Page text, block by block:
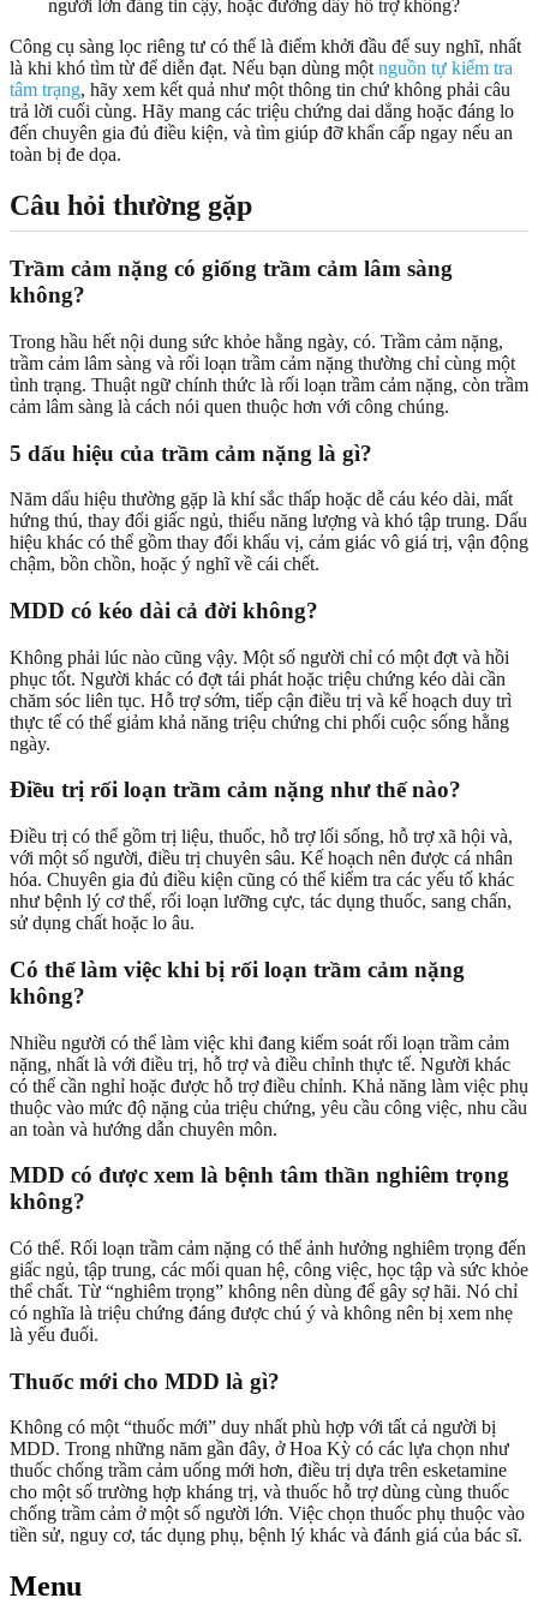
người lớn đáng tin cậy, hoặc đường dây hỗ trợ không?
Công cụ sàng lọc riêng tư có thể là điểm khởi đầu để suy nghĩ, nhất
là khi khó tìm từ để diễn đạt. Nếu bạn dùng một nguồn tự kiểm tra
tâm trạng, hãy xem kết quả như một thông tin chứ không phải câu
trả lời cuối cùng. Hãy mang các triệu chứng dai dẳng hoặc đáng lo
đến chuyên gia đủ điều kiện, và tìm giúp đỡ khẩn cấp ngay nếu an
toàn bị đe dọa.
Câu hỏi thường gặp
Trầm cảm nặng có giống trầm cảm lâm sàng
không?
Trong hầu hết nội dung sức khỏe hằng ngày, có. Trầm cảm nặng,
trầm cảm lâm sàng và rối loạn trầm cảm nặng thường chỉ cùng một
tình trạng. Thuật ngữ chính thức là rối loạn trầm cảm nặng, còn trầm
cảm lâm sàng là cách nói quen thuộc hơn với công chúng.
5 dấu hiệu của trầm cảm nặng là gì?
Năm dấu hiệu thường gặp là khí sắc thấp hoặc dễ cáu kéo dài, mất
hứng thú, thay đổi giấc ngủ, thiếu năng lượng và khó tập trung. Dấu
hiệu khác có thể gồm thay đổi khẩu vị, cảm giác vô giá trị, vận động
chậm, bồn chồn, hoặc ý nghĩ về cái chết.
MDD có kéo dài cả đời không?
Không phải lúc nào cũng vậy. Một số người chỉ có một đợt và hồi
phục tốt. Người khác có đợt tái phát hoặc triệu chứng kéo dài cần
chăm sóc liên tục. Hỗ trợ sớm, tiếp cận điều trị và kế hoạch duy trì
thực tế có thể giảm khả năng triệu chứng chi phối cuộc sống hằng
ngày.
Điều trị rối loạn trầm cảm nặng như thế nào?
Điều trị có thể gồm trị liệu, thuốc, hỗ trợ lối sống, hỗ trợ xã hội và,
với một số người, điều trị chuyên sâu. Kế hoạch nên được cá nhân
hóa. Chuyên gia đủ điều kiện cũng có thể kiểm tra các yếu tố khác
như bệnh lý cơ thể, rối loạn lưỡng cực, tác dụng thuốc, sang chấn,
sử dụng chất hoặc lo âu.
Có thể làm việc khi bị rối loạn trầm cảm nặng
không?
Nhiều người có thể làm việc khi đang kiểm soát rối loạn trầm cảm
nặng, nhất là với điều trị, hỗ trợ và điều chỉnh thực tế. Người khác
có thể cần nghỉ hoặc được hỗ trợ điều chỉnh. Khả năng làm việc phụ
thuộc vào mức độ nặng của triệu chứng, yêu cầu công việc, nhu cầu
an toàn và hướng dẫn chuyên môn.
MDD có được xem là bệnh tâm thần nghiêm trọng
không?
Có thể. Rối loạn trầm cảm nặng có thể ảnh hưởng nghiêm trọng đến
giấc ngủ, tập trung, các mối quan hệ, công việc, học tập và sức khỏe
thể chất. Từ “nghiêm trọng” không nên dùng để gây sợ hãi. Nó chỉ
có nghĩa là triệu chứng đáng được chú ý và không nên bị xem nhẹ
là yếu đuối.
Thuốc mới cho MDD là gì?
Không có một “thuốc mới” duy nhất phù hợp với tất cả người bị
MDD. Trong những năm gần đây, ở Hoa Kỳ có các lựa chọn như
thuốc chống trầm cảm uống mới hơn, điều trị dựa trên esketamine
cho một số trường hợp kháng trị, và thuốc hỗ trợ dùng cùng thuốc
chống trầm cảm ở một số người lớn. Việc chọn thuốc phụ thuộc vào
tiền sử, nguy cơ, tác dụng phụ, bệnh lý khác và đánh giá của bác sĩ.
Menu